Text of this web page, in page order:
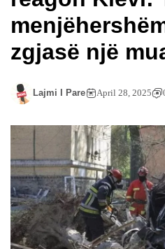
zgjasë një
Lajmi I Pare April 28, 2025